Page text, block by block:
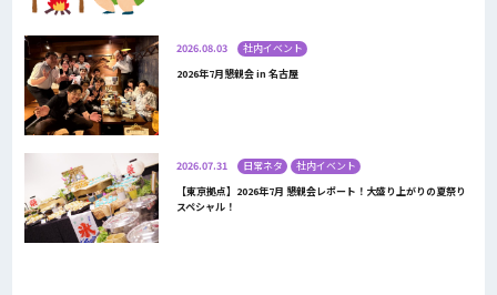
2026.08.03
社内イベント
2026年7月懇親会 in 名古屋
2026.07.31 日常ネタ
社内イベント
【東京拠点】2026年7月 懇親会レポート！大盛り上がりの夏祭り
スペシャル！